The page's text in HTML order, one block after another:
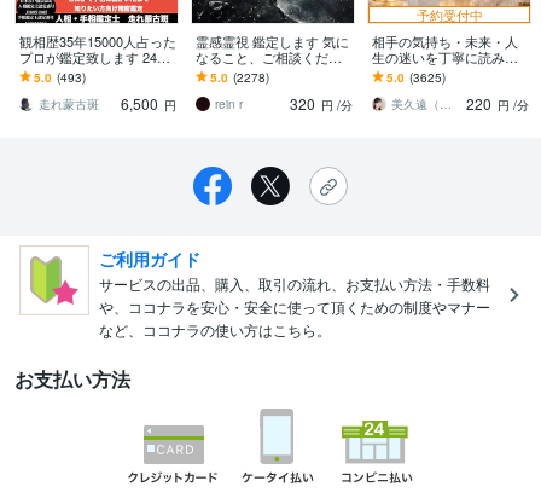
観相歴35年15000人占った
プロが鑑定致します 24h2
5000字☪️線紋手形精密診
断、開運未来占います
5.0 (493)
走れ蒙古斑
6,500 円
霊感霊視 鑑定します 気に
なること、ご相談くださ
い。
5.0 (2278)
rein r
320 円 /分
予約受付中
相手の気持ち・未来・人
生の迷いを丁寧に読み解
きます 潜在意識にアクセ
ス、具体的な解決策、心
が軽くなる総合鑑定
5.0 (3625)
美久遠（みくおん）
220 円 /分
ご利用ガイド
サービスの出品、購入、取引の流れ、お支払い方法・手数料
や、ココナラを安心・安全に使って頂くための制度やマナー
など、ココナラの使い方はこちら。
お支払い方法